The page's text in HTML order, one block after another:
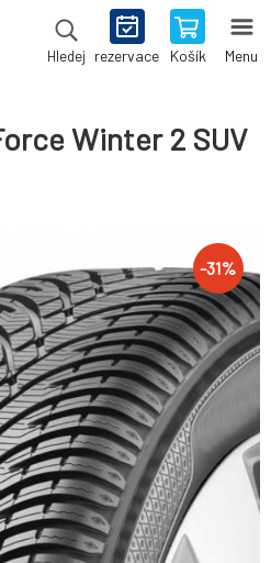
Hledej rezervace Košík Menu
Winter 2 SUV
-31%